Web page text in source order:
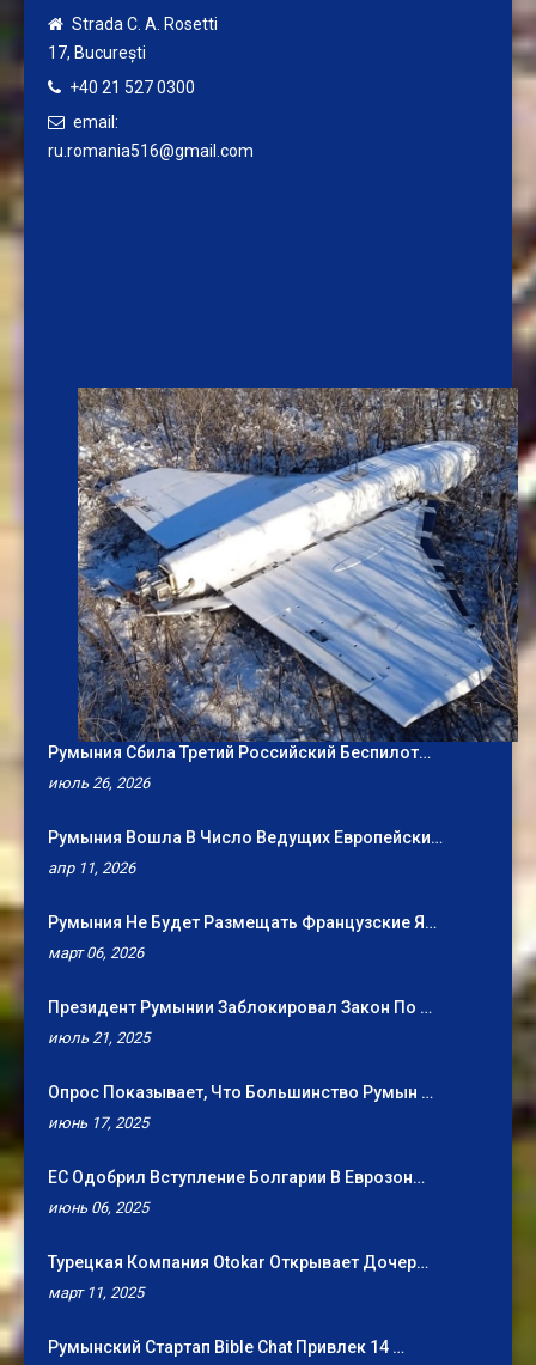
Strada C. A. Rosetti
17, București
+40 21 527 0300
email:
ru.romania516@gmail.com
Румыния Сбила Третий Российский Беспилот…
июль 26, 2026
Румыния Вошла В Число Ведущих Европейски…
апр 11, 2026
Румыния Не Будет Размещать Французские Я…
март 06, 2026
Президент Румынии Заблокировал Закон По …
июль 21, 2025
Опрос Показывает, Что Большинство Румын …
июнь 17, 2025
ЕС Одобрил Вступление Болгарии В Еврозон…
июнь 06, 2025
Турецкая Компания Otokar Открывает Дочер…
март 11, 2025
Румынский Стартап Bible Chat Привлек 14 …